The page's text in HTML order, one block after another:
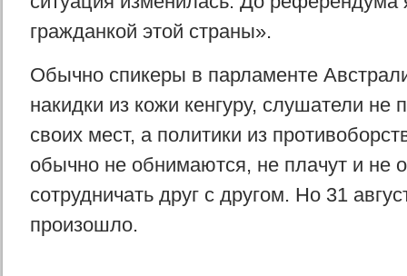
гражданкой этой страны».
Обычно спикеры в парламенте
накидки из кожи кенгуру, слушатели не
своих мест, а политики из
обычно не обнимаются, не плачут и не
сотрудничать друг с другом. Но 31
произошло.